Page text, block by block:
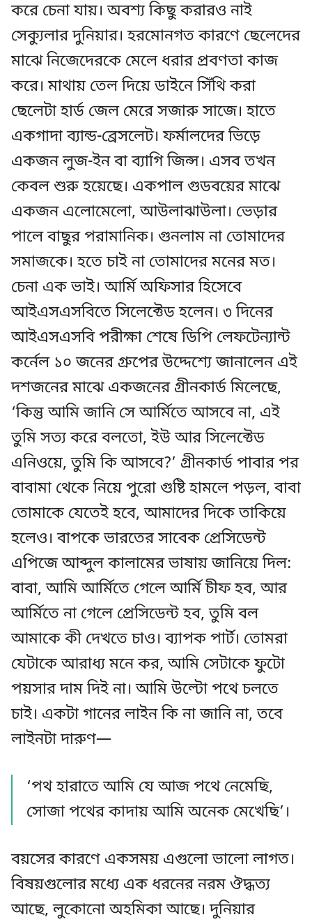
করে চেনা যায়। অবশ্য কিছু করারও নাই
সেক্যুলার দুনিয়ার। হরমোনগত কারণে ছেলেদের
মাঝে নিজেদেরকে মেলে ধরার প্রবণতা কাজ
করে। মাথায় তেল দিয়ে ডাইনে সিঁথি করা
ছেলেটা হার্ড জেল মেরে সজারু সাজে। হাতে
একগাদা ব্যান্ড-ব্রেসলেট। ফর্মালদের ভিড়ে
একজন লুজ-ইন বা ব্যাগি জিন্স। এসব তখন
কেবল শুরু হয়েছে। একপাল গুডবয়ের মাঝে
একজন এলোমেলো, আউলাঝাউলা। ভেড়ার
পালে বাছুর পরামানিক। গুনলাম না তোমাদের
সমাজকে। হতে চাই না তোমাদের মনের মত।
চেনা এক ভাই। আর্মি অফিসার হিসেবে
আইএসএসবিতে সিলেক্টেড হলেন। ৩ দিনের
আইএসএসবি পরীক্ষা শেষে ডিপি লেফটেন্যান্ট
কর্নেল ১০ জনের গ্রুপের উদ্দেশ্যে জানালেন এই
দশজনের মাঝে একজনের গ্রীনকার্ড মিলেছে,
‘কিন্তু আমি জানি সে আর্মিতে আসবে না, এই
তুমি সত্য করে বলতো, ইউ আর সিলেক্টেড
এনিওয়ে, তুমি কি আসবে?’ গ্রীনকার্ড পাবার পর
বাবামা থেকে নিয়ে পুরো গুষ্টি হামলে পড়ল, বাবা
তোমাকে যেতেই হবে, আমাদের দিকে তাকিয়ে
হলেও। বাপকে ভারতের সাবেক প্রেসিডেন্ট
এপিজে আব্দুল কালামের ভাষায় জানিয়ে দিল:
বাবা, আমি আর্মিতে গেলে আর্মি চীফ হব, আর
আর্মিতে না গেলে প্রেসিডেন্ট হব, তুমি বল
আমাকে কী দেখতে চাও। ব্যাপক পার্ট। তোমরা
যেটাকে আরাধ্য মনে কর, আমি সেটাকে ফুটো
পয়সার দাম দিই না। আমি উল্টো পথে চলতে
চাই। একটা গানের লাইন কি না জানি না, তবে
লাইনটা দারুণ—
‘পথ হারাতে আমি যে আজ পথে নেমেছি,
সোজা পথের কাদায় আমি অনেক মেখেছি’।
বয়সের কারণে একসময় এগুলো ভালো লাগত।
বিষয়গুলোর মধ্যে এক ধরনের নরম ঔদ্ধত্য
আছে, লুকোনো অহমিকা আছে। দুনিয়ার